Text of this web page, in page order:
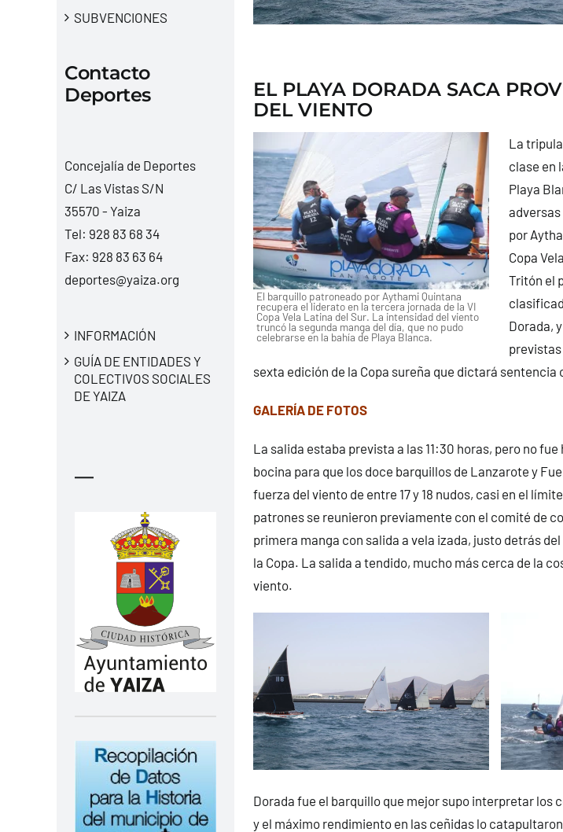
SUBVENCIONES
Contacto
Deportes
Concejalía de Deportes
C/ Las Vistas S/N
35570 - Yaiza
Tel: 928 83 68 34
Fax: 928 83 63 64
deportes@yaiza.org
INFORMACIÓN
GUÍA DE ENTIDADES Y
COLECTIVOS SOCIALES
DE YAIZA
—
EL PLAYA DORADA SACA
DEL VIENTO
El barquillo patroneado por Aythami Quintana
recupera el liderato en la tercera jornada de la VI
Copa Vela Latina del Sur. La intensidad del viento
truncó la segunda manga del día, que no pudo
celebrarse en la bahía de Playa Blanca.
La
clase en
Playa
por
Copa
Tritón el
Dorada,
previstas
sexta edición de la Copa sureña que dictará sentencia
GALERÍA DE FOTOS
La salida estaba prevista a las 11:30 horas, pero no
bocina para que los doce barquillos de Lanzarote y
fuerza del viento de entre 17 y 18 nudos, casi en el
patrones se reunieron previamente con el comité de
primera manga con salida a vela izada, justo detrás
la Copa. La salida a tendido, mucho más cerca de la
viento.
Dorada fue el barquillo que mejor supo interpretar los
y el máximo rendimiento en las ceñidas lo